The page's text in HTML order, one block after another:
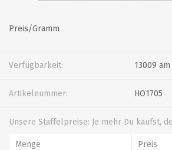
Preis/Gramm
Verfügbarkeit: 13009
Artikelnummer: HO1705
Unsere Staffelpreise: Je mehr Du kaufst,
Menge Preis